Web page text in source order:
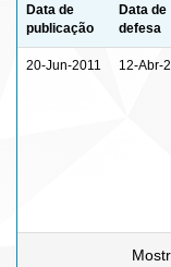
Data de
publicação
Data de
defesa
20-Jun-2011 12-Abr-